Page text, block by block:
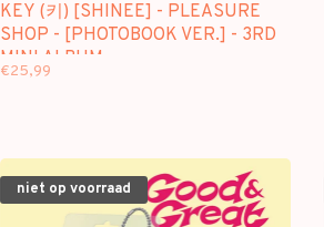
KEY (키) [SHINEE] - PLEASURE
SHOP - [PHOTOBOOK VER.] - 3RD
MINI ALBUM
€25,99
niet op voorraad